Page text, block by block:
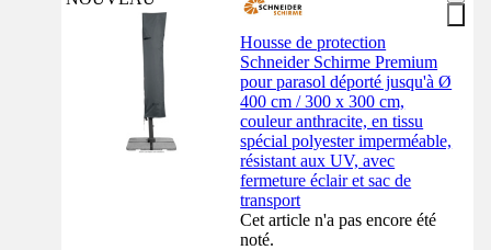
Housse de protection
Schneider Schirme Premium
pour parasol déporté jusqu'à Ø
400 cm / 300 x 300 cm,
couleur anthracite, en tissu
spécial polyester imperméable,
résistant aux UV, avec
fermeture éclair et sac de
transport
Cet article n'a pas encore été
noté.